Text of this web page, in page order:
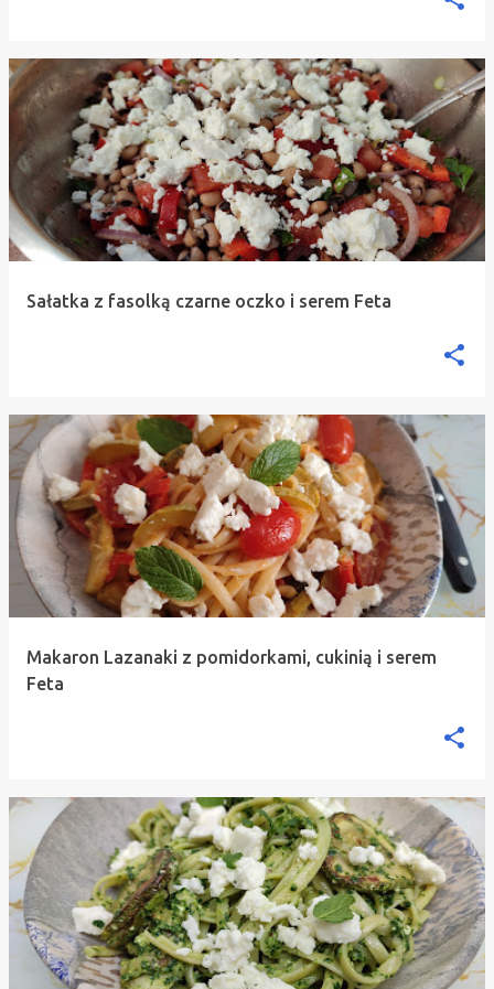
Sałatka z fasolką czarne oczko i serem Feta
Makaron Lazanaki z pomidorkami, cukinią i serem
Feta